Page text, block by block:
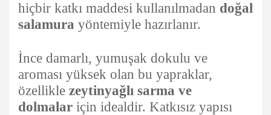
hiçbir katkı maddesi kullanılmadan doğal
salamura yöntemiyle hazırlanır.
İnce damarlı, yumuşak dokulu ve
aroması yüksek olan bu yapraklar,
özellikle zeytinyağlı sarma ve
dolmalar için idealdir. Katkısız yapısı